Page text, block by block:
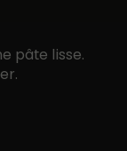
pâte lisse.